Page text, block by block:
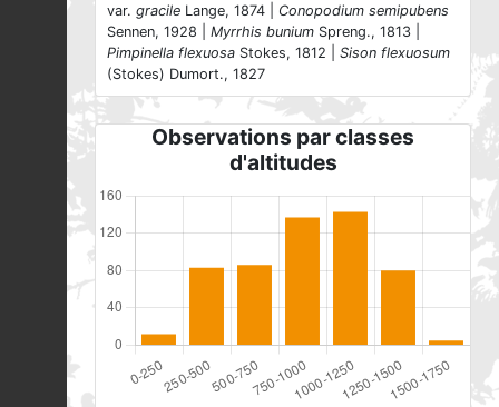
var. gracile Lange, 1874 | Conopodium semipubens
Sennen, 1928 | Myrrhis bunium Spreng., 1813 |
Pimpinella flexuosa Stokes, 1812 | Sison flexuosum
(Stokes) Dumort., 1827
Observations par classes
d'altitudes